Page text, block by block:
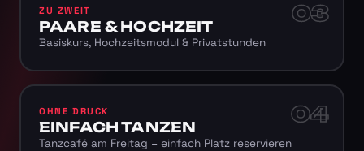
03
ZU ZWEIT
PAARE & HOCHZEIT
Basiskurs, Hochzeitsmodul & Privatstunden
04
OHNE DRUCK
EINFACH TANZEN
Tanzcafé am Freitag – einfach Platz reservieren